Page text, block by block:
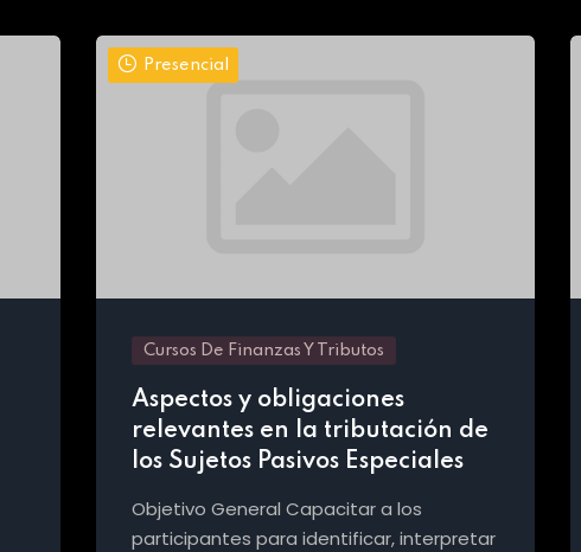
Presencial
Cursos De Finanzas Y Tributos
Aspectos y obligaciones
relevantes en la tributación de
los Sujetos Pasivos Especiales
Objetivo General Capacitar a los
participantes para identificar, interpretar